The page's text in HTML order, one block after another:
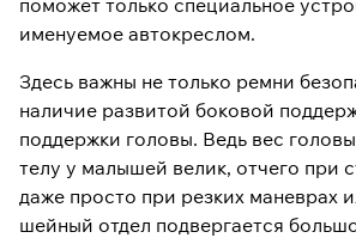
поможет только специальное
именуемое автокреслом.
Здесь важны не только ремни
наличие развитой боковой
поддержки головы. Ведь вес
телу у малышей велик, отчего при
даже просто при резких маневрах
шейный отдел подвергается